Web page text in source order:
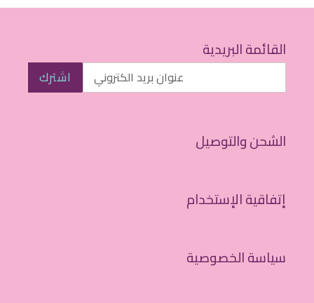
القائمة البريدية
اشترك
الشحن والتوصيل
إتفاقية الإستخدام
سياسة الخصوصية